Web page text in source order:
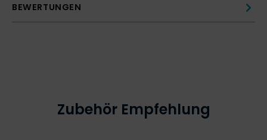
BEWERTUNGEN
Zubehör Empfehlung